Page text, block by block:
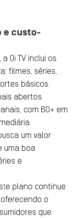
e custo-
Oi TV inclui os
filmes, séries,
básicos.
abertos.
com 60+ em
um valor
uma boa
e
plano continue
o
que